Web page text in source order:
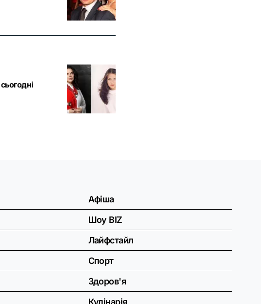
Афіша
Шоу BIZ
Лайфстайл
Спорт
Здоров'я
Кулінарія